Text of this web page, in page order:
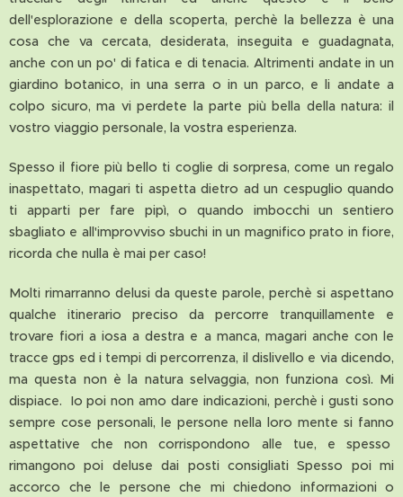
dell'esplorazione e della scoperta, perchè la bellezza è una
cosa che va cercata, desiderata, inseguita e guadagnata,
anche con un po' di fatica e di tenacia. Altrimenti andate in un
giardino botanico, in una serra o in un parco, e li andate a
colpo sicuro, ma vi perdete la parte più bella della natura: il
vostro viaggio personale, la vostra esperienza.
Spesso il fiore più bello ti coglie di sorpresa, come un regalo
inaspettato, magari ti aspetta dietro ad un cespuglio quando
ti apparti per fare pipì, o quando imbocchi un sentiero
sbagliato e all'improvviso sbuchi in un magnifico prato in fiore,
ricorda che nulla è mai per caso!
Molti rimarranno delusi da queste parole, perchè si aspettano
qualche itinerario preciso da percorre tranquillamente e
trovare fiori a iosa a destra e a manca, magari anche con le
tracce gps ed i tempi di percorrenza, il dislivello e via dicendo,
ma questa non è la natura selvaggia, non funziona così. Mi
dispiace. Io poi non amo dare indicazioni, perchè i gusti sono
sempre cose personali, le persone nella loro mente si fanno
aspettative che non corrispondono alle tue, e spesso
rimangono poi deluse dai posti consigliati Spesso poi mi
accorco che le persone che mi chiedono informazioni o